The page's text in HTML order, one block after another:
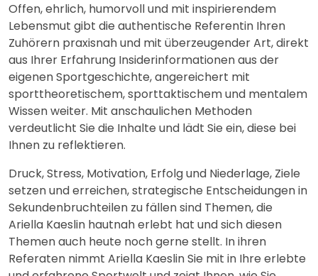
Offen, ehrlich, humorvoll und mit inspirierendem
Lebensmut gibt die authentische Referentin Ihren
Zuhörern praxisnah und mit überzeugender Art, direkt
aus Ihrer Erfahrung Insiderinformationen aus der
eigenen Sportgeschichte, angereichert mit
sporttheoretischem, sporttaktischem und mentalem
Wissen weiter. Mit anschaulichen Methoden
verdeutlicht Sie die Inhalte und lädt Sie ein, diese bei
Ihnen zu reflektieren.
Druck, Stress, Motivation, Erfolg und Niederlage, Ziele
setzen und erreichen, strategische Entscheidungen in
Sekundenbruchteilen zu fällen sind Themen, die
Ariella Kaeslin hautnah erlebt hat und sich diesen
Themen auch heute noch gerne stellt. In ihren
Referaten nimmt Ariella Kaeslin Sie mit in Ihre erlebte